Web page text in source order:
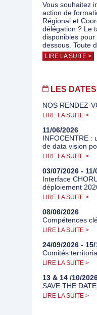
Vous souhaitez
action de
Régional et
délégation ? Le
disponibles
dessous. Toute
LIRE LA SUITE >
LES DATES
NOS RENDEZ-
LIRE LA SUITE >
11/06/2026
INFOCENTRE :
de data vision
LIRE LA SUITE >
03/07/2026 - 11/
Interface
déploiement
LIRE LA SUITE >
08/06/2026
Compétences
LIRE LA SUITE >
24/09/2026 -
Comités
LIRE LA SUITE >
13 & 14 /10/
SAVE THE
LIRE LA SUITE >